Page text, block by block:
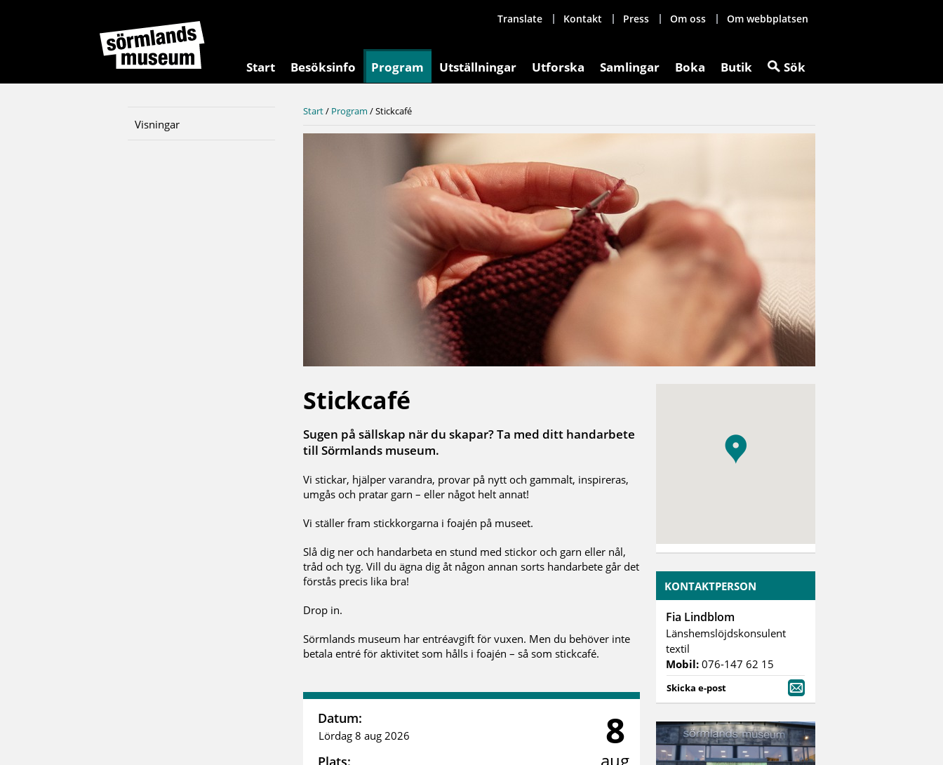
Translate Kontakt Press Om oss Om webbplatsen
Start Besöksinfo Program Utställningar Utforska Samlingar Boka Butik Sök
Visningar
Start/ Program /Stickcafé
Stickcafé
Sugen på sällskap när du skapar? Ta med ditt handarbete
till Sörmlands museum.
Vi stickar, hjälper varandra, provar på nytt och gammalt, inspireras,
umgås och pratar garn – eller något helt annat!
Vi ställer fram stickkorgarna i foajén på museet.
Slå dig ner och handarbeta en stund med stickor och garn eller nål,
tråd och tyg. Vill du ägna dig åt någon annan sorts handarbete går det
förstås precis lika bra!
Drop in.
Sörmlands museum har entréavgift för vuxen. Men du behöver inte
betala entré för aktivitet som hålls i foajén – så som stickcafé.
Datum:
Lördag 8 aug 2026
Plats:
8
aug
KONTAKTPERSON
Fia Lindblom
Länshemslöjdskonsulent
textil
Mobil: 076-147 62 15
Skicka e-post